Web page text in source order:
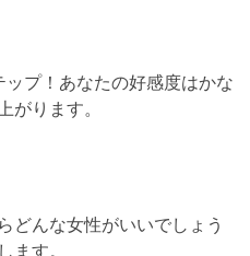
ップ！あなたの好感度はかな
がります。
どんな女性がいいでしょう
ます。